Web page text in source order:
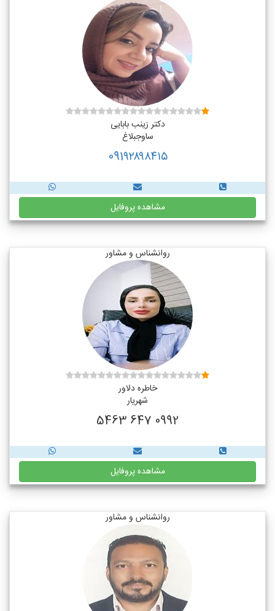
دکتر زینب بابایی
ساوجبلاغ
091۹۲۸۹۸۴۱۵
مشاهده پروفایل
روانشناس و مشاور
خاطره دلاور
شهریار
0992 647 5463
مشاهده پروفایل
روانشناس و مشاور